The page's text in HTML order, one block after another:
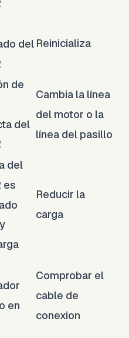
del Reinicializa
de
del
Cambia la línea
del motor o la
línea del pasillo
del
es
Reducir la
carga
en
Comprobar el
cable de
conexion